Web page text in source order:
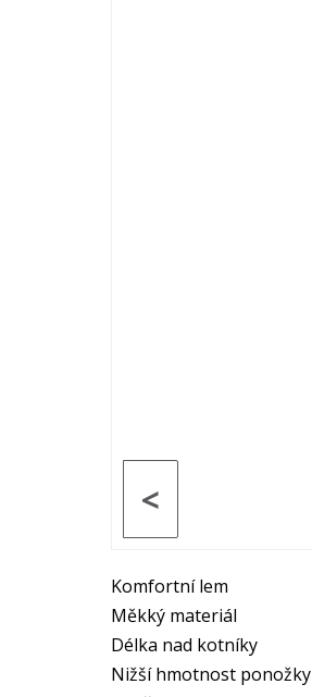
<
Komfortní lem
Měkký materiál
Délka nad kotníky
Nižší hmotnost ponožky